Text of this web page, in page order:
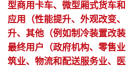
型商用卡车、微型厢式货车
应用（性能提升、外观改变
升、其他（例如制冷装置改
最终用户（政府机构、零售
筑业、物流和配送服务业、